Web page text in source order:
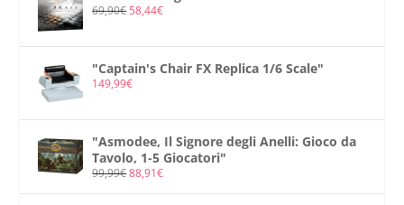
69,90€ 58,44€
"Captain's Chair FX Replica 1/6 Scale"
149,99€
"Asmodee, Il Signore degli Anelli: Gioco da
Tavolo, 1-5 Giocatori"
99,99€88,91€